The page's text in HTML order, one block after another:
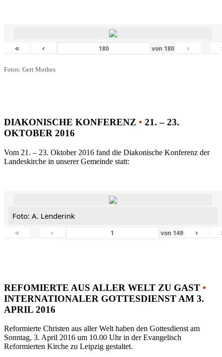
« ‹ von 180 ›
Fotos: Gert Mothes
DIAKONISCHE KONFERENZ • 21. – 23.
OKTOBER 2016
Vom 21. – 23. Oktober 2016 fand die Diakonische Konferenz der
Landeskirche in unserer Gemeinde statt:
Foto: A. Lenderink
«
‹ von 149 ›
REFOMIERTE AUS ALLER WELT ZU GAST •
INTERNATIONALER GOTTESDIENST AM 3.
APRIL 2016
Reformierte Christen aus aller Welt haben den Gottesdienst am
Sonntag, 3. April 2016 um 10.00 Uhr in der Evangelisch
Reformierten Kirche zu Leipzig gestaltet.